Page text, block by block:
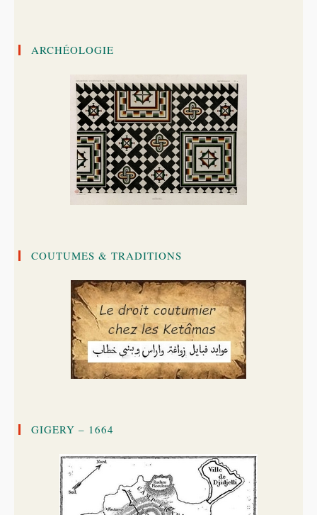
ARCHÉOLOGIE
COUTUMES & TRADITIONS
GIGERY – 1664